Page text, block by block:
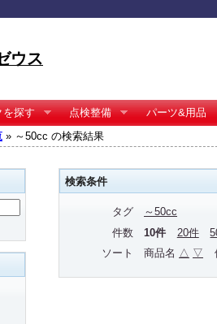
ウス
を探す 点検整備
パーツ&用品
» ～50cc の検索結果
検索条件
タグ
～50cc
件数
10件 20件
ソート
商品名 △ ▽